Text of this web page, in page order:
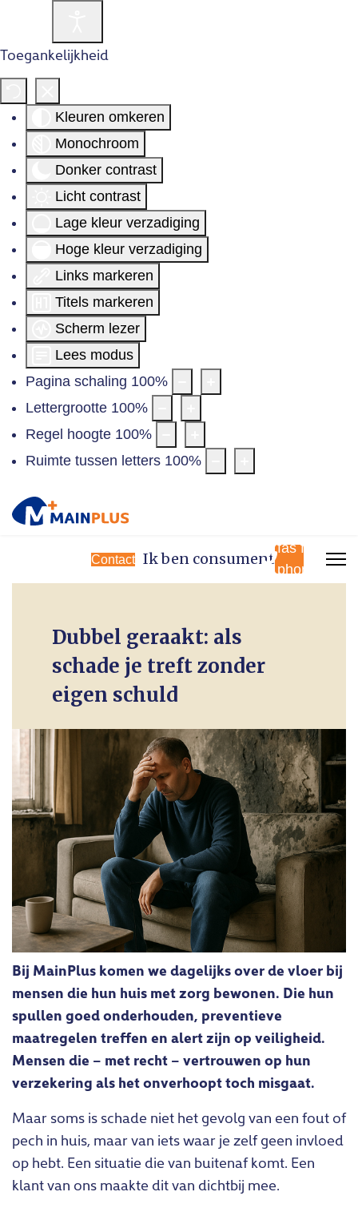
Toegankelijkheid
Kleuren omkeren
Monochroom
Donker contrast
Licht contrast
Lage kleur verzadiging
Hoge kleur verzadiging
Links markeren
Titels markeren
Scherm lezer
Lees modus
Pagina schaling 100%
Lettergrootte 100%
Regel hoogte 100%
Ruimte tussen letters 100%
Contact Ik ben consument
fas fa-
phone
Dubbel geraakt: als
schade je treft zonder
eigen schuld
Bij MainPlus komen we dagelijks over de vloer bij
mensen die hun huis met zorg bewonen. Die hun
spullen goed onderhouden, preventieve
maatregelen treffen en alert zijn op veiligheid.
Mensen die – met recht – vertrouwen op hun
verzekering als het onverhoopt toch misgaat.
Maar soms is schade niet het gevolg van een fout of
pech in huis, maar van iets waar je zelf geen invloed
op hebt. Een situatie die van buitenaf komt. Een
klant van ons maakte dit van dichtbij mee.